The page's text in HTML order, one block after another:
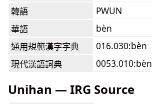
韓語
PWUN
華語
bèn
通用規範漢字字典
016.030:bèn
現代漢語詞典
0053.010:bèn
Unihan — IRG Source